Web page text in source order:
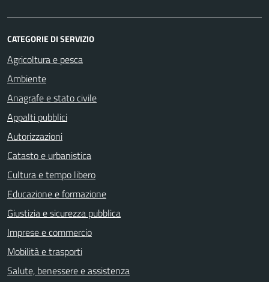
CATEGORIE DI SERVIZIO
Agricoltura e pesca
Ambiente
Anagrafe e stato civile
Appalti pubblici
Autorizzazioni
Catasto e urbanistica
Cultura e tempo libero
Educazione e formazione
Giustizia e sicurezza pubblica
Imprese e commercio
Mobilità e trasporti
Salute, benessere e assistenza